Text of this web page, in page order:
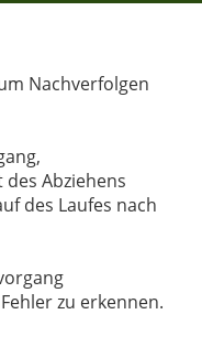
Nachverfolgen
Abziehens
des Laufes nach
zu erkennen.